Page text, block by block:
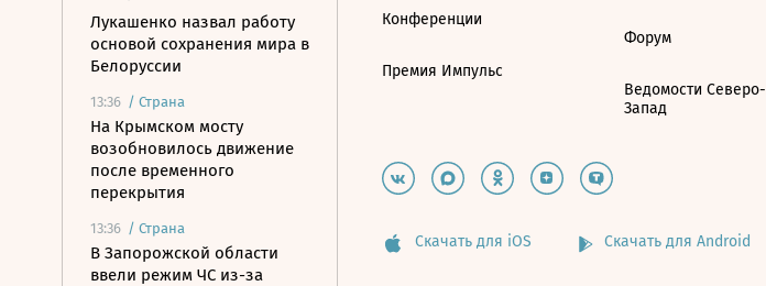
Лукашенко назвал работу
основой сохранения мира в
Белоруссии
13:36 / Страна
На Крымском мосту
возобновилось движение
после временного
перекрытия
13:36 / Страна
В Запорожской области
ввели режим ЧС из-за
Конференции
Премия Импульс
Форум
Ведомости Северо-
Запад
Скачать для iOS Скачать для Android